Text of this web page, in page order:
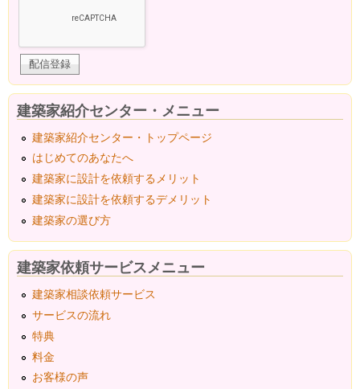
建築家紹介センター・メニュー
建築家紹介センター・トップページ
はじめてのあなたへ
建築家に設計を依頼するメリット
建築家に設計を依頼するデメリット
建築家の選び方
建築家依頼サービスメニュー
建築家相談依頼サービス
サービスの流れ
特典
料金
お客様の声